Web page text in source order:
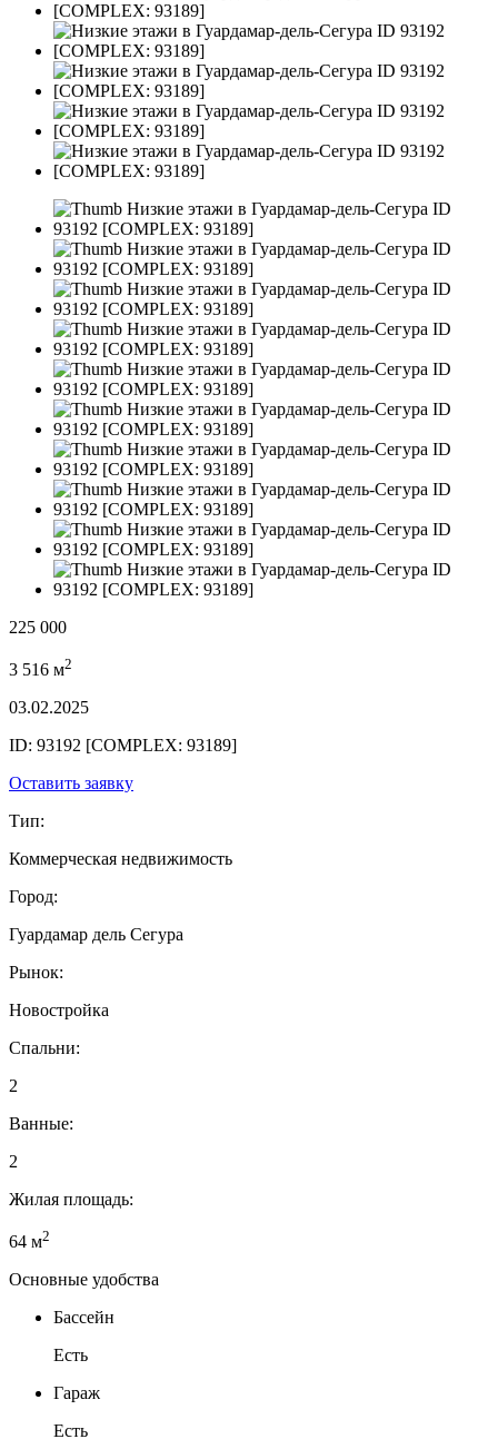
225 000
3 516 м2
03.02.2025
ID: 93192 [COMPLEX: 93189]
Оставить заявку
Тип:
Коммерческая недвижимость
Город:
Гуардамар дель Сегура
Рынок:
Новостройка
Спальни:
2
Ванные:
2
Жилая площадь:
64 м2
Основные удобства
Бассейн
Есть
Гараж
Есть